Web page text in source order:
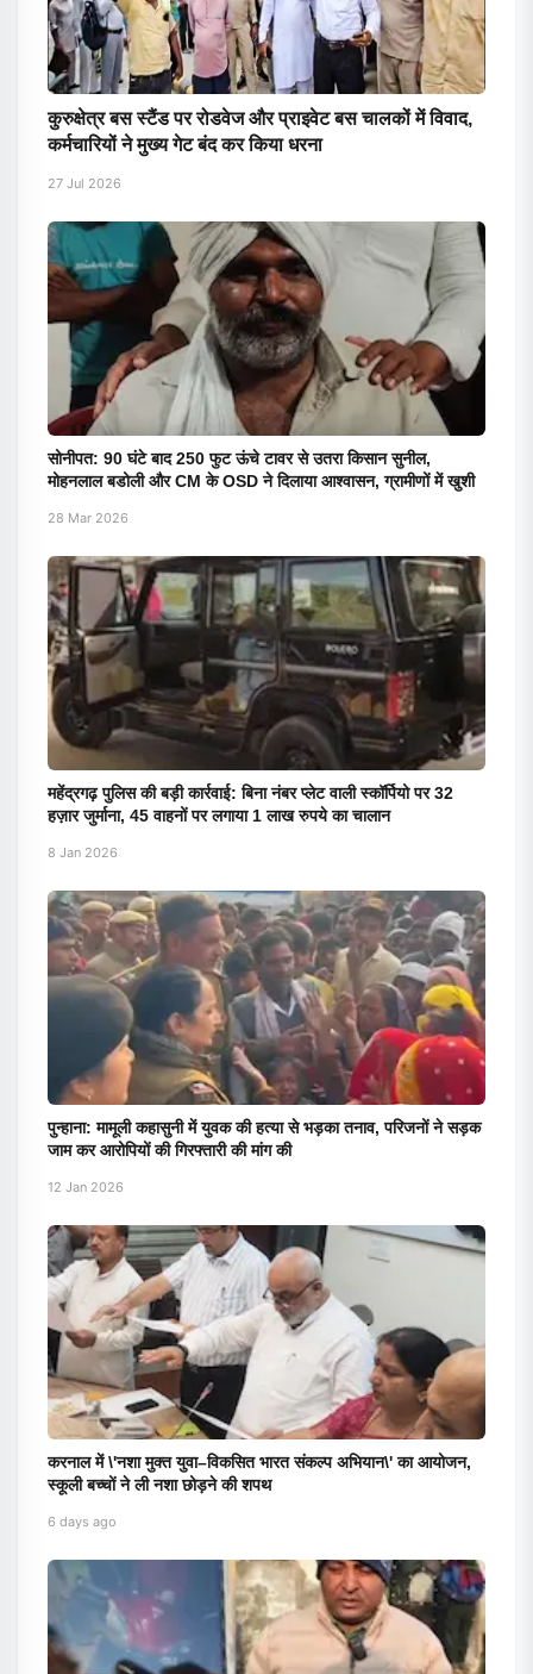
कुरुक्षेत्र बस स्टैंड पर रोडवेज और प्राइवेट बस चालकों में विवाद,
कर्मचारियों ने मुख्य गेट बंद कर किया धरना
27 Jul 2026
सोनीपत: 90 घंटे बाद 250 फुट ऊंचे टावर से उतरा किसान सुनील,
मोहनलाल बडोली और CM के OSD ने दिलाया आश्वासन, ग्रामीणों में खुशी
28 Mar 2026
महेंद्रगढ़ पुलिस की बड़ी कार्रवाई: बिना नंबर प्लेट वाली स्कॉर्पियो पर 32
हज़ार जुर्माना, 45 वाहनों पर लगाया 1 लाख रुपये का चालान
8 Jan 2026
पुन्हाना: मामूली कहासुनी में युवक की हत्या से भड़का तनाव, परिजनों ने सड़क
जाम कर आरोपियों की गिरफ्तारी की मांग की
12 Jan 2026
करनाल में \'नशा मुक्त युवा–विकसित भारत संकल्प अभियान\' का आयोजन,
स्कूली बच्चों ने ली नशा छोड़ने की शपथ
6 days ago